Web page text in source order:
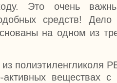
Это очень
средств! Дело
на одном из
из полиэтиленгликоля
активных веществах